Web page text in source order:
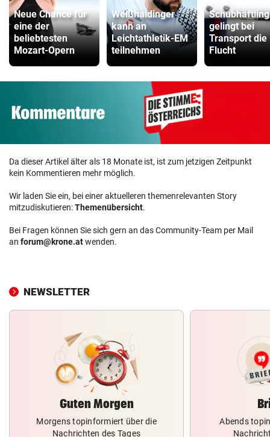
Neue Chance für
eine der
beliebtesten
Mozart-Opern
Weißhaidinger
kann an
Leichtathletik-EM
teilnehmen
Schubhäftling
gelingt bei
Transport die
Flucht
Da dieser Artikel älter als 18 Monate ist, ist zum jetzigen Zeitpunkt
kein Kommentieren mehr möglich.
Wir laden Sie ein, bei einer aktuelleren themenrelevanten Story
mitzudiskutieren:Themenübersicht.
Bei Fragen können Sie sich gern an das Community-Team per Mail
an forum@krone.atwenden.
NEWSLETTER
Guten Morgen
Morgens topinformiert über die
Nachrichten des Tages
Abends